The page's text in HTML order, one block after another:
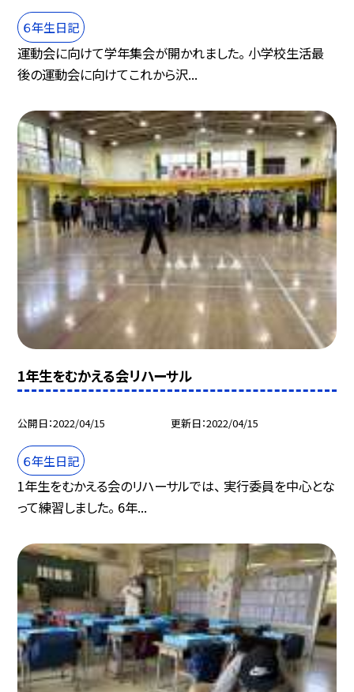
６年生日記
運動会に向けて学年集会が開かれました。 小学校生活最
後の運動会に向けてこれから沢...
1年生をむかえる会リハーサル
公開日 2022/04/15 更新日 2022/04/15
６年生日記
1年生をむかえる会のリハーサルでは、 実行委員を中心とな
って練習しました。 6年...